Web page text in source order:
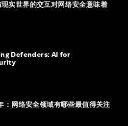
现实世界的交互对网络安全意味着
Defenders: AI for
：网络安全领域有哪些最值得关注